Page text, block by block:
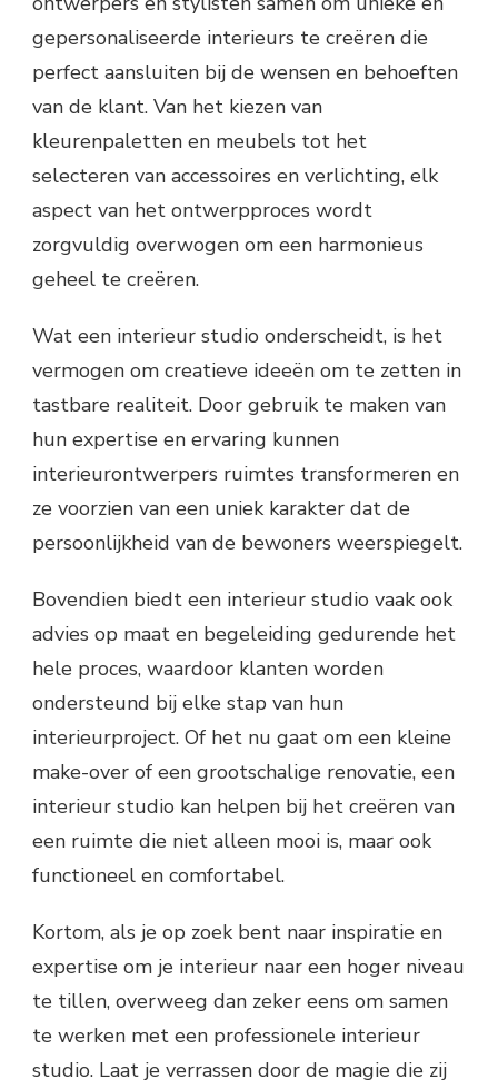
gepersonaliseerde interieurs te creëren die
perfect aansluiten bij de wensen en behoeften
van de klant. Van het kiezen van
kleurenpaletten en meubels tot het
selecteren van accessoires en verlichting, elk
aspect van het ontwerpproces wordt
zorgvuldig overwogen om een harmonieus
geheel te creëren.
Wat een interieur studio onderscheidt, is het
vermogen om creatieve ideeën om te zetten in
tastbare realiteit. Door gebruik te maken van
hun expertise en ervaring kunnen
interieurontwerpers ruimtes transformeren en
ze voorzien van een uniek karakter dat de
persoonlijkheid van de bewoners weerspiegelt.
Bovendien biedt een interieur studio vaak ook
advies op maat en begeleiding gedurende het
hele proces, waardoor klanten worden
ondersteund bij elke stap van hun
interieurproject. Of het nu gaat om een kleine
make-over of een grootschalige renovatie, een
interieur studio kan helpen bij het creëren van
een ruimte die niet alleen mooi is, maar ook
functioneel en comfortabel.
Kortom, als je op zoek bent naar inspiratie en
expertise om je interieur naar een hoger niveau
te tillen, overweeg dan zeker eens om samen
te werken met een professionele interieur
studio. Laat je verrassen door de magie die zij